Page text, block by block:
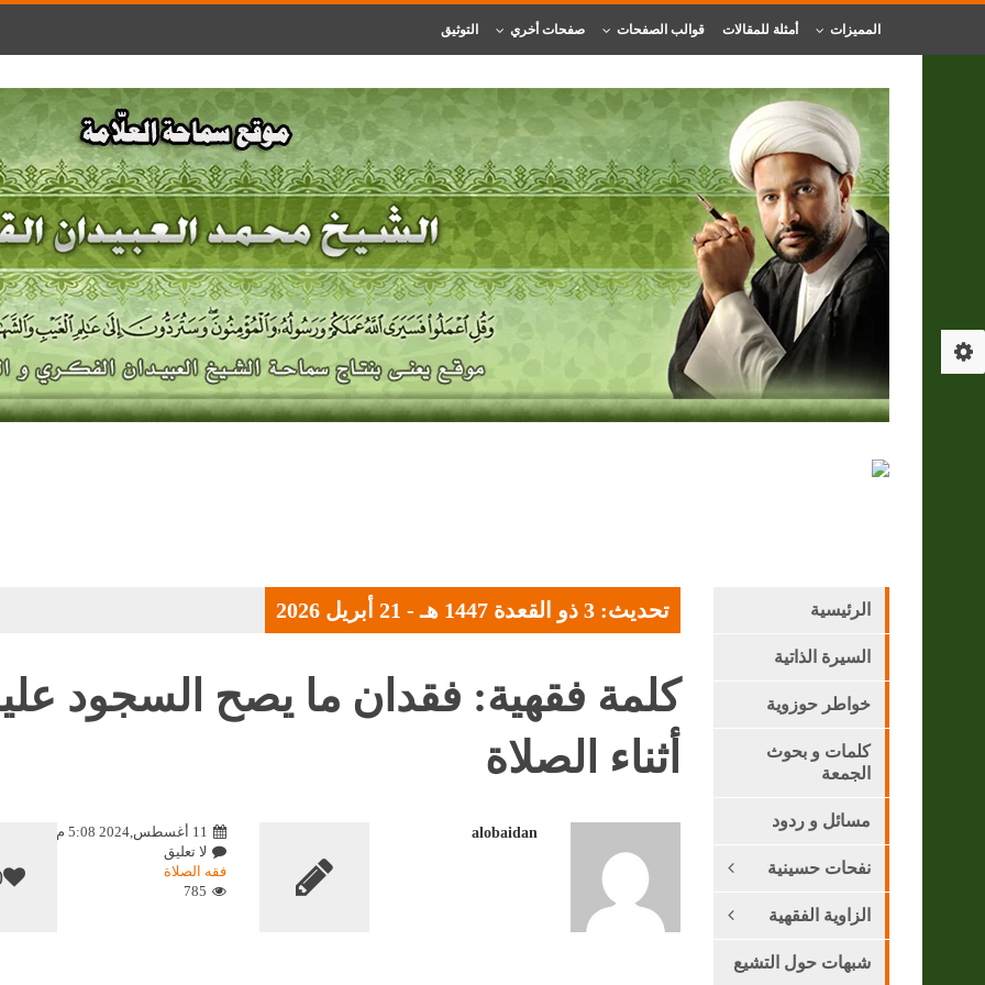
المميزات أمثلة للمقالات قوالب الصفحات صفحات أخري التوثيق
الرئيسية
السيرة الذاتية
خواطر حوزوية
كلمات و بحوث
الجمعة
مسائل و ردود
نفحات حسينية
الزاوية الفقهية
شبهات حول التشيع
تحديث: 3 ذو القعدة 1447 هـ - 21 أبريل 2026
كلمة فقهية: فقدان ما يصح السجود
أثناء الصلاة
alobaidan
11 أغسطس,2024 5:08 م
لا تعليق
فقه الصلاة
785